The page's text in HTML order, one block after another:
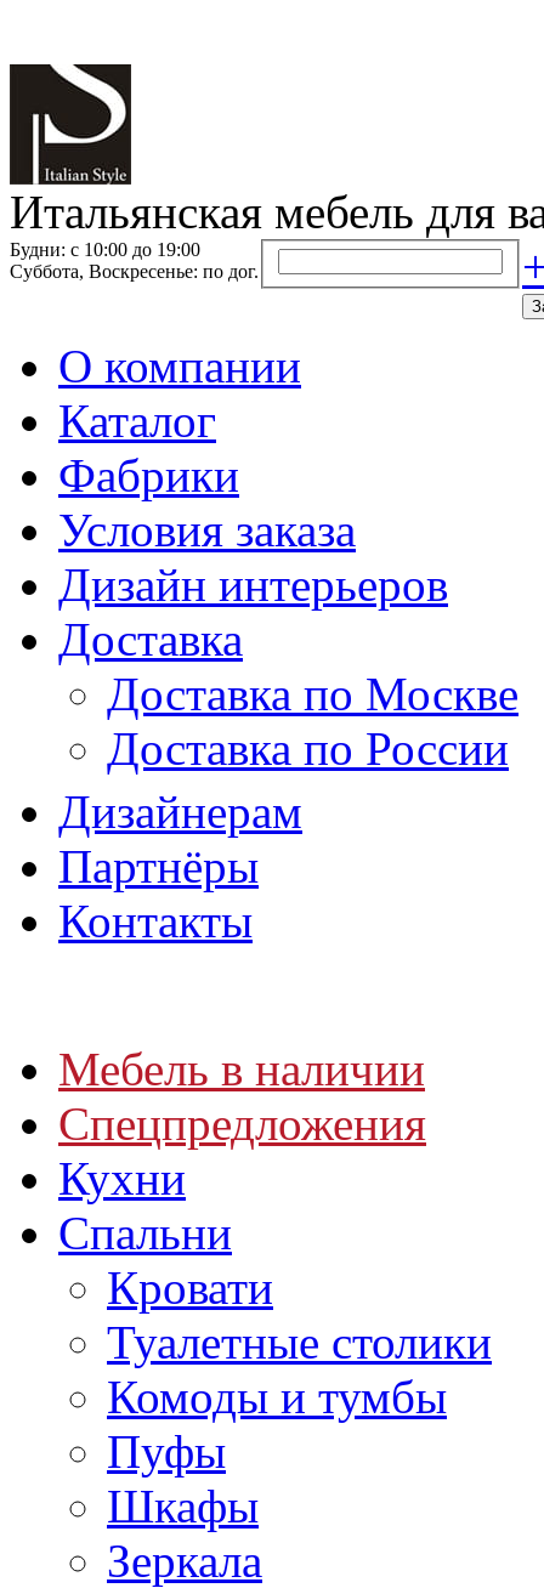
Итальянская мебель для
Будни: с 10:00 до 19:00
Суббота, Воскресенье: по дог.
О компании
Каталог
Фабрики
Условия заказа
Дизайн интерьеров
Доставка
Доставка по Москве
Доставка по России
Дизайнерам
Партнёры
Контакты
Мебель в наличии
Спецпредложения
Кухни
Спальни
Кровати
Туалетные столики
Комоды и тумбы
Пуфы
Шкафы
Зеркала